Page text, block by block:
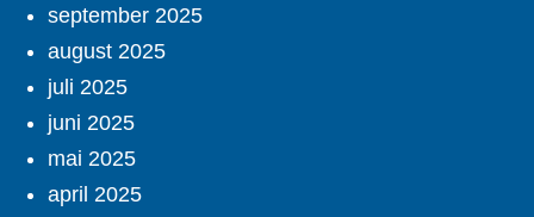
september 2025
august 2025
juli 2025
juni 2025
mai 2025
april 2025